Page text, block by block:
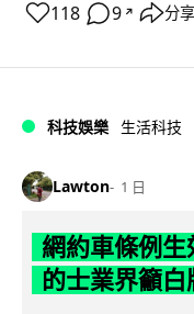
118 9 ↗ 分享
科技娛樂 生活科技
Lawton 1 日
網約車條例
的士業界籲